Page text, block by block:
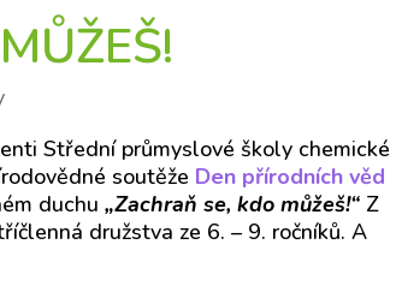
Střední průmyslové školy chemické
soutěže Den přírodních věd
duchu„Zachraň se, kdo můžeš!“ Z
družstva ze 6. – 9. ročníků. A